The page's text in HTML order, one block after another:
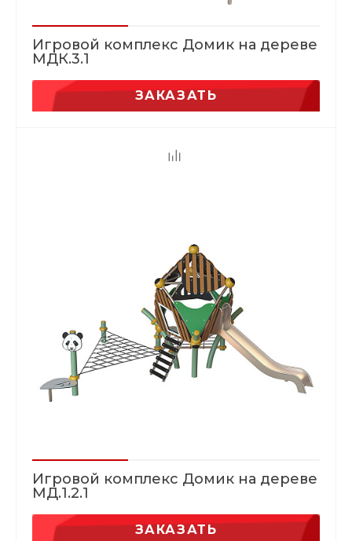
Игровой комплекс Домик на дереве
МДК.3.1
ЗАКАЗАТЬ
Игровой комплекс Домик на дереве
МД.1.2.1
ЗАКАЗАТЬ